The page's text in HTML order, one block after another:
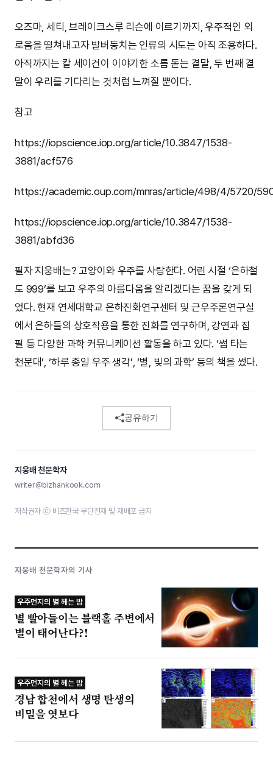
오즈마, 세티, 브레이크스루 리슨에 이르기까지, 우주적인 외
로움을 떨쳐내고자 발버둥치는 인류의 시도는 아직 조용하다.
아직까지는 칼 세이건이 이야기한 소름 돋는 결말, 두 번째 결
말이 우리를 기다리는 것처럼 느껴질 뿐이다.
참고
https://iopscience.iop.org/article/10.3847/1538-
3881/acf576
https://academic.oup.com/mnras/article/498/4/5720/
https://iopscience.iop.org/article/10.3847/1538-
3881/abfd36
필자 지웅배는? 고양이와 우주를 사랑한다. 어린 시절 ‘은하철
도 999’를 보고 우주의 아름다움을 알리겠다는 꿈을 갖게 되
었다. 현재 연세대학교 은하진화연구센터 및 근우주론연구실
에서 은하들의 상호작용을 통한 진화를 연구하며, 강연과 집
필 등 다양한 과학 커뮤니케이션 활동을 하고 있다. ‘썸 타는
천문대’, ‘하루 종일 우주 생각’, ‘별, 빛의 과학’ 등의 책을 썼다.
공유하기
지웅배 천문학자
writer@bizhankook.com
저작권자 ⓒ 비즈한국 무단전재 및 재배포 금지
지웅배 천문학자의 기사
우주먼지의 별 헤는 밤
별 빨아들이는 블랙홀 주변에서
별이 태어난다?!
우주먼지의 별 헤는 밤
경남 합천에서 생명 탄생의
비밀을 엿보다